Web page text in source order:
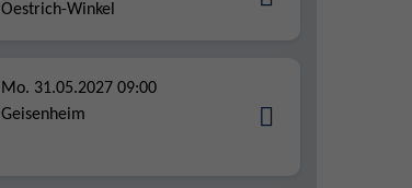
Oestrich-Winkel
Mo. 31.05.2027 09:00
Geisenheim